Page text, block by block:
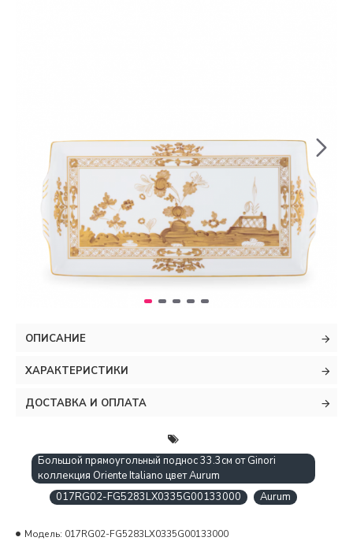
ОПИСАНИЕ
ХАРАКТЕРИСТИКИ
ДОСТАВКА И ОПЛАТА
Большой прямоугольный поднос 33.3см от Ginori
коллекция Oriente Italiano цвет Aurum
017RG02-FG5283LX0335G00133000
Aurum
Модель: 017RG02-FG5283LX0335G00133000